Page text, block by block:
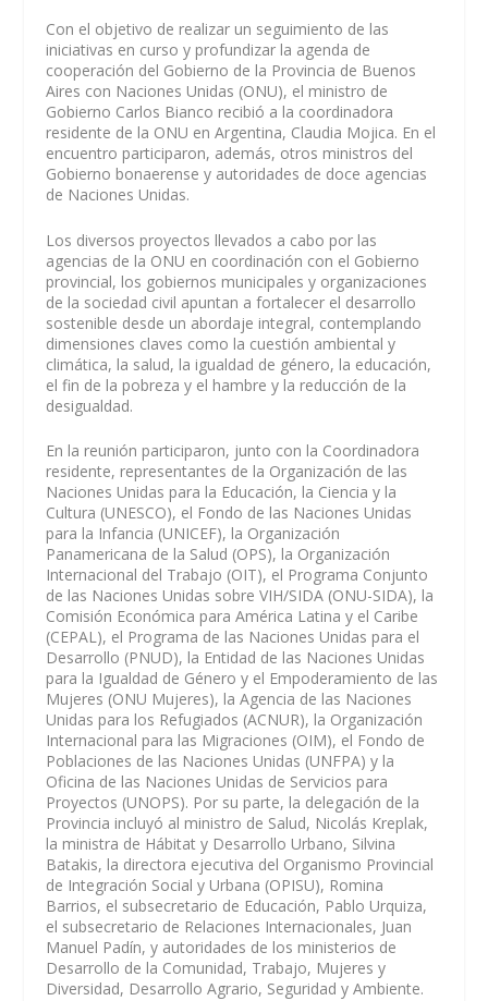
Con el objetivo de realizar un seguimiento de las
iniciativas en curso y profundizar la agenda de
cooperación del Gobierno de la Provincia de Buenos
Aires con Naciones Unidas (ONU), el ministro de
Gobierno Carlos Bianco recibió a la coordinadora
residente de la ONU en Argentina, Claudia Mojica. En el
encuentro participaron, además, otros ministros del
Gobierno bonaerense y autoridades de doce agencias
de Naciones Unidas.
Los diversos proyectos llevados a cabo por las
agencias de la ONU en coordinación con el Gobierno
provincial, los gobiernos municipales y organizaciones
de la sociedad civil apuntan a fortalecer el desarrollo
sostenible desde un abordaje integral, contemplando
dimensiones claves como la cuestión ambiental y
climática, la salud, la igualdad de género, la educación,
el fin de la pobreza y el hambre y la reducción de la
desigualdad.
En la reunión participaron, junto con la Coordinadora
residente, representantes de la Organización de las
Naciones Unidas para la Educación, la Ciencia y la
Cultura (UNESCO), el Fondo de las Naciones Unidas
para la Infancia (UNICEF), la Organización
Panamericana de la Salud (OPS), la Organización
Internacional del Trabajo (OIT), el Programa Conjunto
de las Naciones Unidas sobre VIH/SIDA (ONU-SIDA), la
Comisión Económica para América Latina y el Caribe
(CEPAL), el Programa de las Naciones Unidas para el
Desarrollo (PNUD), la Entidad de las Naciones Unidas
para la Igualdad de Género y el Empoderamiento de las
Mujeres (ONU Mujeres), la Agencia de las Naciones
Unidas para los Refugiados (ACNUR), la Organización
Internacional para las Migraciones (OIM), el Fondo de
Poblaciones de las Naciones Unidas (UNFPA) y la
Oficina de las Naciones Unidas de Servicios para
Proyectos (UNOPS). Por su parte, la delegación de la
Provincia incluyó al ministro de Salud, Nicolás Kreplak,
la ministra de Hábitat y Desarrollo Urbano, Silvina
Batakis, la directora ejecutiva del Organismo Provincial
de Integración Social y Urbana (OPISU), Romina
Barrios, el subsecretario de Educación, Pablo Urquiza,
el subsecretario de Relaciones Internacionales, Juan
Manuel Padín, y autoridades de los ministerios de
Desarrollo de la Comunidad, Trabajo, Mujeres y
Diversidad, Desarrollo Agrario, Seguridad y Ambiente.